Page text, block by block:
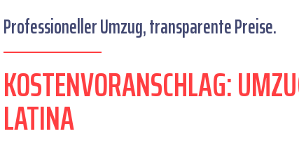
Professioneller Umzug, transparente Preise.
KOSTENVORANSCHLAG:
LATINA